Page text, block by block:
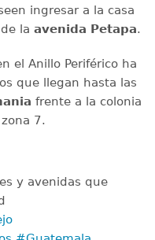
ingresar a la casa
la avenida Petapa.
el Anillo Periférico ha
que llegan hasta las
frente a la colonia
7.
y avenidas que